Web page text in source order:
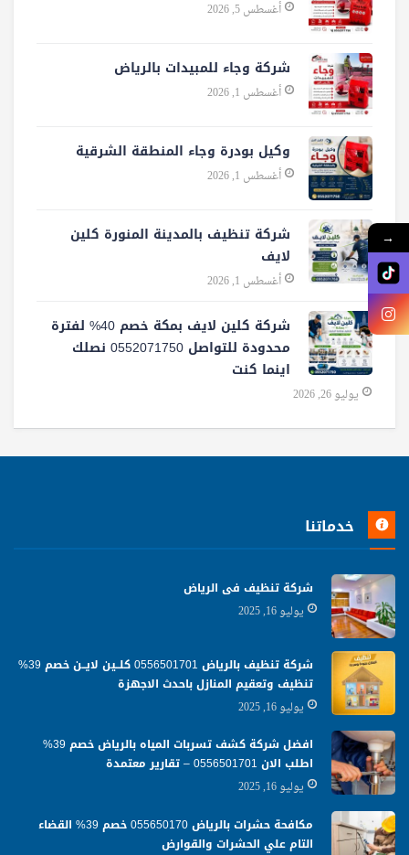
أغسطس 5, 2026
شركة وجاء للمبيدات بالرياض
أغسطس 1, 2026
وكيل بودرة وجاء المنطقة الشرقية
أغسطس 1, 2026
شركة تنظيف بالمدينة المنورة كلين
لايف
أغسطس 1, 2026
شركة كلين لايف بمكة خصم 40% لفترة
محدودة للتواصل 0552071750 نصلك
اينما كنت
يوليو 26, 2026
خدماتنا
شركة تنظيف فى الرياض
يوليو 16, 2025
شركة تنظيف بالرياض 0556501701 كلــين لايــن خصم 39%
تنظيف وتعقيم المنازل باحدث الاجهزة
يوليو 16, 2025
افضل شركة كشف تسربات المياه بالرياض خصم 39%
اطلب الان 0556501701‬‏ – تقارير معتمدة
يوليو 16, 2025
مكافحة حشرات بالرياض 055650170 خصم 39% القضاء
التام علي الحشرات والقوارض
→